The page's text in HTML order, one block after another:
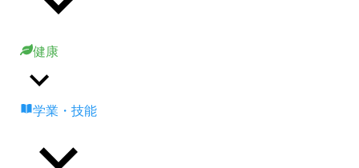
健康
学業・技能